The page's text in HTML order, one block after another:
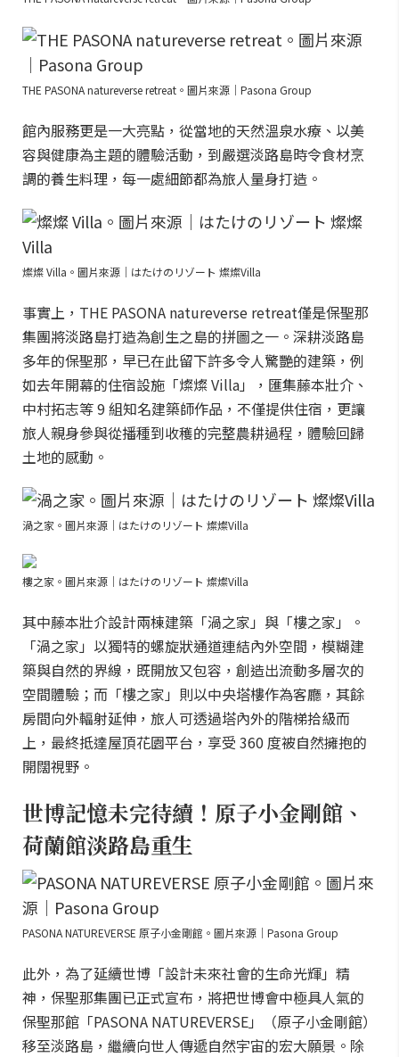
THE PASONA natureverse retreat。圖片來源｜Pasona Group
館內服務更是一大亮點，從當地的天然溫泉水療、以美
容與健康為主題的體驗活動，到嚴選淡路島時令食材烹
調的養生料理，每一處細節都為旅人量身打造。
燦燦 Villa。圖片來源｜はたけのリゾート 燦燦Villa
事實上，THE PASONA natureverse retreat僅是保聖那
集團將淡路島打造為創生之島的拼圖之一。深耕淡路島
多年的保聖那，早已在此留下許多令人驚艷的建築，例
如去年開幕的住宿設施「燦燦 Villa」，匯集藤本壯介、
中村拓志等 9 組知名建築師作品，不僅提供住宿，更讓
旅人親身參與從播種到收穫的完整農耕過程，體驗回歸
土地的感動。
渦之家。圖片來源｜はたけのリゾート 燦燦Villa
樓之家。圖片來源｜はたけのリゾート 燦燦Villa
其中藤本壯介設計兩棟建築「渦之家」與「樓之家」。
「渦之家」以獨特的螺旋狀通道連結內外空間，模糊建
築與自然的界線，既開放又包容，創造出流動多層次的
空間體驗；而「樓之家」則以中央塔樓作為客廳，其餘
房間向外輻射延伸，旅人可透過塔內外的階梯拾級而
上，最終抵達屋頂花園平台，享受 360 度被自然擁抱的
開闊視野。
世博記憶未完待續！原子小金剛館、
荷蘭館淡路島重生
PASONA NATUREVERSE 原子小金剛館。圖片來源｜Pasona Group
此外，為了延續世博「設計未來社會的生命光輝」精
神，保聖那集團已正式宣布，將把世博會中極具人氣的
保聖那館「PASONA NATUREVERSE」（原子小金剛館）
移至淡路島，繼續向世人傳遞自然宇宙的宏大願景。除